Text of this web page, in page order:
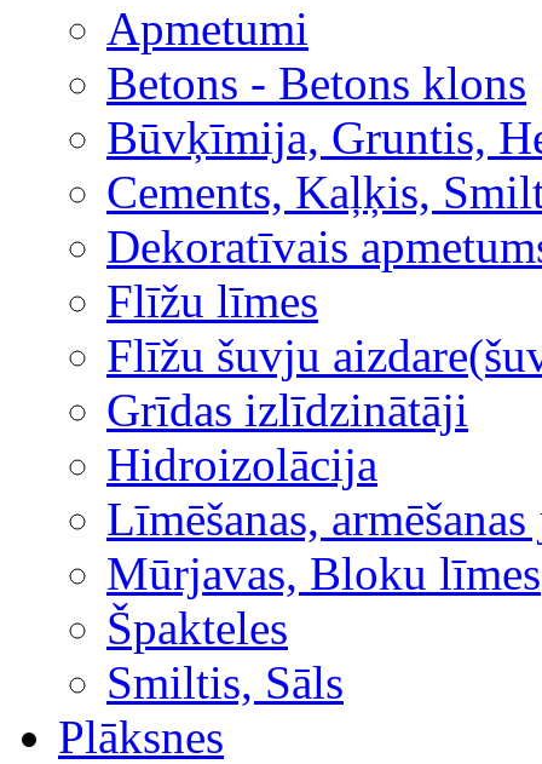
Apmetumi
Betons - Betons klons
Būvķīmija, Gruntis,
Cements, Kaļķis,
Dekoratīvais
Flīžu līmes
Flīžu šuvju
Grīdas izlīdzinātāji
Hidroizolācija
Līmēšanas, armēšanas
Mūrjavas, Bloku līmes
Špakteles
Smiltis, Sāls
Plāksnes